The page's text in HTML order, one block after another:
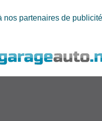
nos partenaires de